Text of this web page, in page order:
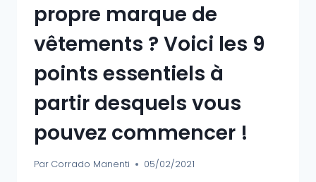
propre marque de
vêtements ? Voici les 9
points essentiels à
partir desquels vous
pouvez commencer !
Par Corrado Manenti 05/02/2021